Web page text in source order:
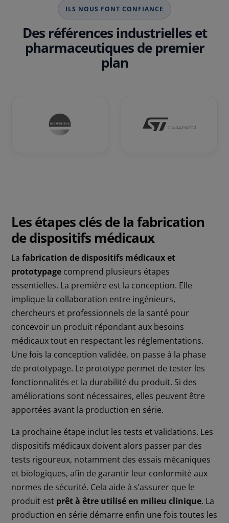
ILS NOUS FONT CONFIANCE
Des références industrielles et
pharmaceutiques de premier
plan
Les étapes clés de la fabrication
de dispositifs médicaux
Lafabrication de dispositifs médicaux et
prototypage comprend plusieurs étapes
essentielles. La première est la conception. Elle
implique la collaboration entre ingénieurs,
chercheurs et professionnels de la santé pour
concevoir un produit répondant aux besoins
médicaux tout en respectant les réglementations.
Une fois la conception validée, on passe à la phase
de prototypage. Le prototype permet de tester les
fonctionnalités et la durabilité du produit. Si des
améliorations sont nécessaires, elles peuvent être
apportées avant la production en série.
La prochaine étape inclut les tests et validations. Les
dispositifs médicaux doivent alors passer par des
tests rigoureux, notamment des essais mécaniques
et biologiques, afin de garantir leur conformité aux
normes de sécurité. Cela aide à s’assurer que le
produit est prêt à être utilisé en milieu clinique. La
production en série démarre enfin une fois toutes les